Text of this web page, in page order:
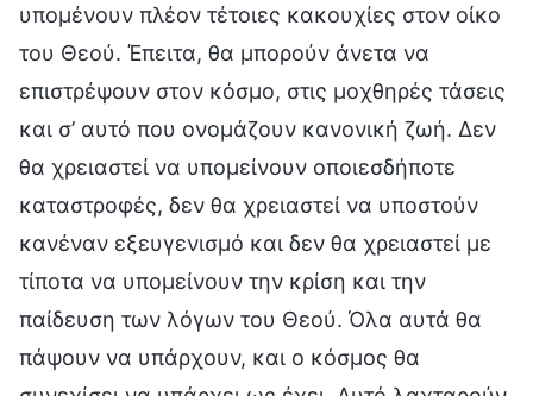
υπομένουν πλέον τέτοιες κακουχίες στον οίκο
του Θεού. Έπειτα, θα μπορούν άνετα να
επιστρέψουν στον κόσμο, στις μοχθηρές τάσεις
και σ’ αυτό που ονομάζουν κανονική ζωή. Δεν
θα χρειαστεί να υπομείνουν οποιεσδήποτε
καταστροφές, δεν θα χρειαστεί να υποστούν
κανέναν εξευγενισμό και δεν θα χρειαστεί με
τίποτα να υπομείνουν την κρίση και την
παίδευση των λόγων του Θεού. Όλα αυτά θα
πάψουν να υπάρχουν, και ο κόσμος θα